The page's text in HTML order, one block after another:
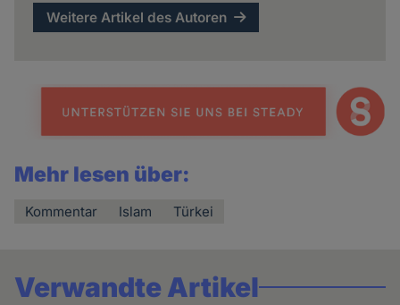
Weitere Artikel des Autoren
Mehr lesen über:
Kommentar Islam Türkei
Verwandte Artikel